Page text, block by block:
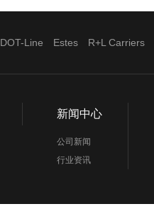
DOT-Line Estes R+L Carriers
新闻中心
公司新闻
行业资讯